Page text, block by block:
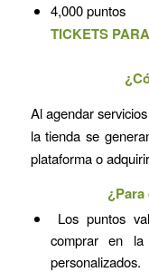
4,000 puntos
TICKETS
Al agendar
la tienda se
plataforma o
Los puntos
comprar en la
personalizados.